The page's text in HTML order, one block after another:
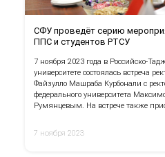
СФУ проведёт серию
ППС и студентов РТСУ
7 ноября 2023 года в Российско-
университете состоялась встреча
Файзулло Машраба Курбонали с
федерального университета
Румянцевым. На встрече также
России Бурулько Игорь Евгеньевич.
7 ноября 2023